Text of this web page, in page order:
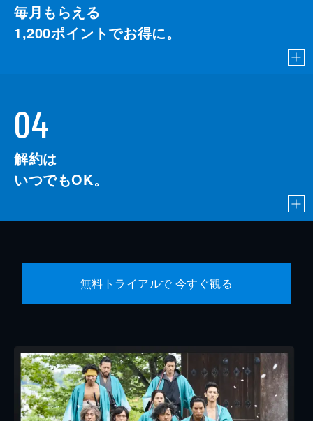
毎月もらえる
1,200ポイントでお得に。
04
解約は
いつでもOK。
無料トライアルで 今すぐ観る